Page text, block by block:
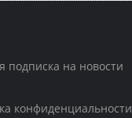
подписка на новости
конфиденциальности